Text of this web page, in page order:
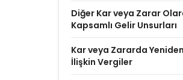
Diğer Kar veya Zarar
Kapsamlı Gelir Unsurları
Kar veya Zararda
İlişkin Vergiler